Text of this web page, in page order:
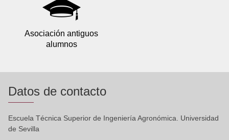
Asociación antiguos
alumnos
Datos de contacto
Escuela Técnica Superior de Ingeniería Agronómica. Universidad
de Sevilla